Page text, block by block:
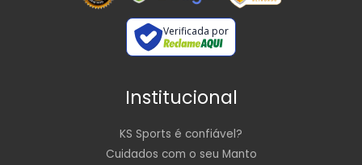
Verificada por
Institucional
KS Sports é confiável?
Cuidados com o seu Manto